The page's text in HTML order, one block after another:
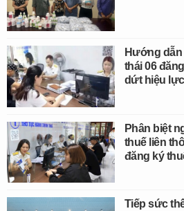
Hướng
thái 06
dứt hiệu
Phân biệt
thuế liên
đăng ký
Tiếp sức